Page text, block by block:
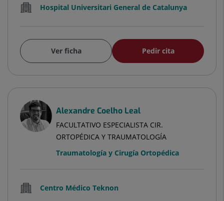
Hospital Universitari General de Catalunya
Ver ficha Pedir cita
Alexandre Coelho Leal
FACULTATIVO ESPECIALISTA CIR.
ORTOPÉDICA Y TRAUMATOLOGÍA
Traumatología y Cirugía Ortopédica
Centro Médico Teknon